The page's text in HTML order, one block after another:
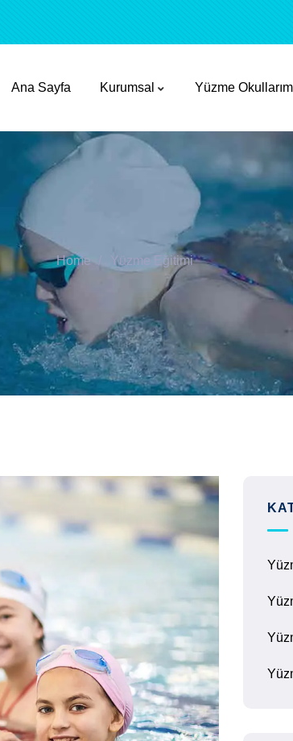
Ana Sayfa Kurumsal Yüzme
Home Yüzme Eğitimi